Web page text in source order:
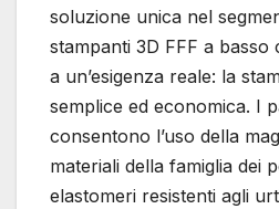
soluzione unica nel
stampanti 3D FFF a
a un’esigenza reale: la
semplice ed economica. I
consentono l’uso della
materiali della famiglia dei
elastomeri resistenti agli